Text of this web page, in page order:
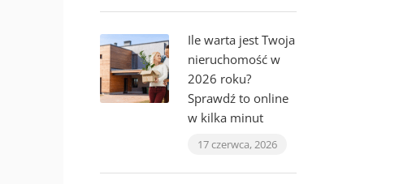
Ile warta jest Twoja
nieruchomość w
2026 roku?
Sprawdź to online
w kilka minut
17 czerwca, 2026